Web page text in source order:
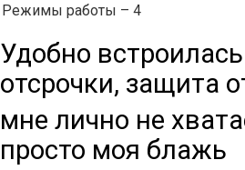
Режимы работы – 4
Удобно
отсрочки, защита
мне лично не
просто моя блажь